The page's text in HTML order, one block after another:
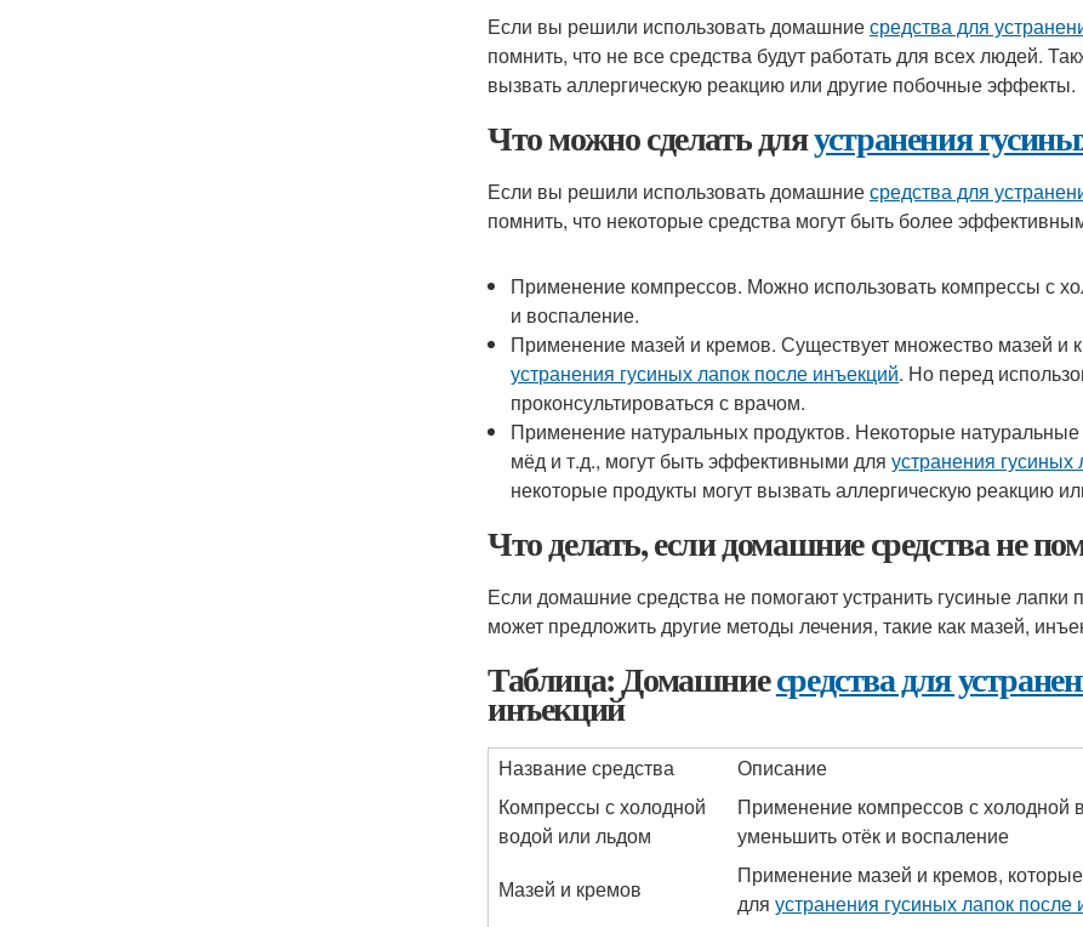
Если вы решили использовать домашниесредства для
помнить, что не все средства будут работать для всех людей.
вызвать аллергическую реакцию или другие побочные эффекты.
Что можно сделать дляустранения
Если вы решили использовать домашниесредства для
помнить, что некоторые средства могут быть более
Применение компрессов. Можно использовать компрессы с
и воспаление.
Применение мазей и кремов. Существует множество мазей и
устранения гусиных лапок после инъекций. Но перед
проконсультироваться с врачом.
Применение натуральных продуктов. Некоторые натуральные
мёд и т.д., могут быть эффективными дляустранения
некоторые продукты могут вызвать аллергическую реакцию
Что делать, если домашние средства не
Если домашние средства не помогают устранить гусиные лапки
может предложить другие методы лечения, такие как мазей,
Таблица: Домашниесредства для
инъекций
Название средства Описание
Компрессы с холодной
водой или льдом
Применение компрессов с холодной
уменьшить отёк и воспаление
Мазей и кремов
Применение мазей и кремов,
для устранения гусиных лапок после